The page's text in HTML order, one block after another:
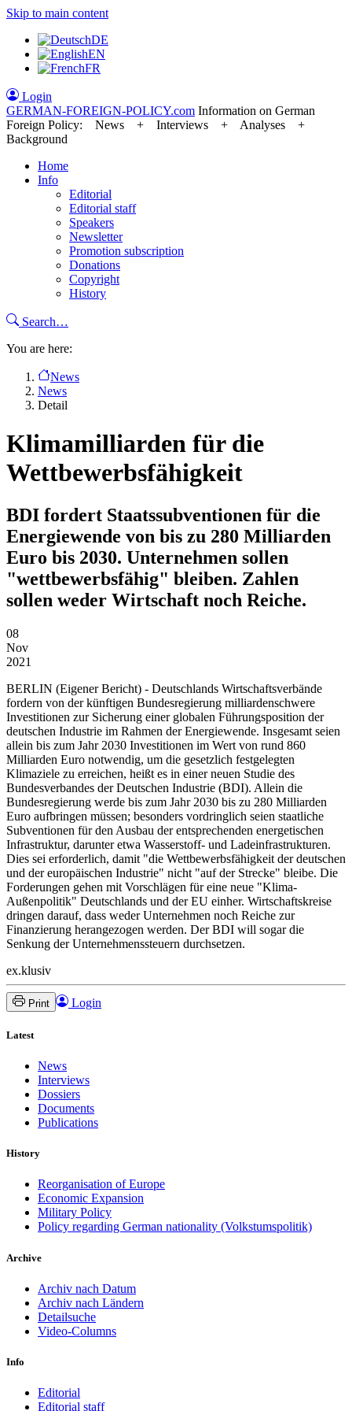
Skip to main content
DE
EN
FR
Login
GERMAN-FOREIGN-POLICY.com Information on German
Foreign Policy: News + Interviews + Analyses +
Background
Home
Info
Editorial
Editorial staff
Speakers
Newsletter
Promotion subscription
Donations
Copyright
History
Search…
You are here:
News
News
Detail
Klimamilliarden für die
Wettbewerbsfähigkeit
BDI fordert Staatssubventionen für die
Energiewende von bis zu 280 Milliarden
Euro bis 2030. Unternehmen sollen
"wettbewerbsfähig" bleiben. Zahlen
sollen weder Wirtschaft noch Reiche.
08
Nov
2021
BERLIN (Eigener Bericht) - Deutschlands Wirtschaftsverbände
fordern von der künftigen Bundesregierung milliardenschwere
Investitionen zur Sicherung einer globalen Führungsposition der
deutschen Industrie im Rahmen der Energiewende. Insgesamt seien
allein bis zum Jahr 2030 Investitionen im Wert von rund 860
Milliarden Euro notwendig, um die gesetzlich festgelegten
Klimaziele zu erreichen, heißt es in einer neuen Studie des
Bundesverbandes der Deutschen Industrie (BDI). Allein die
Bundesregierung werde bis zum Jahr 2030 bis zu 280 Milliarden
Euro aufbringen müssen; besonders vordringlich seien staatliche
Subventionen für den Ausbau der entsprechenden energetischen
Infrastruktur, darunter etwa Wasserstoff- und Ladeinfrastrukturen.
Dies sei erforderlich, damit "die Wettbewerbsfähigkeit der deutschen
und der europäischen Industrie" nicht "auf der Strecke" bleibe. Die
Forderungen gehen mit Vorschlägen für eine neue "Klima-
Außenpolitik" Deutschlands und der EU einher. Wirtschaftskreise
dringen darauf, dass weder Unternehmen noch Reiche zur
Finanzierung herangezogen werden. Der BDI will sogar die
Senkung der Unternehmenssteuern durchsetzen.
ex.klusiv
Print Login
Latest
News
Interviews
Dossiers
Documents
Publications
History
Reorganisation of Europe
Economic Expansion
Military Policy
Policy regarding German nationality (Volkstumspolitik)
Archive
Archiv nach Datum
Archiv nach Ländern
Detailsuche
Video-Columns
Info
Editorial
Editorial staff